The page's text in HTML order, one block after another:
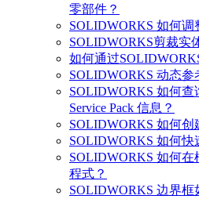
零部件？
SOLIDWORKS 如何调
SOLIDWORKS剪裁实
如何通过
SOLIDWORKS 动态参
SOLIDWORKS 如何
Service Pack 信息？
SOLIDWORKS 如何创
SOLIDWORKS 如何快
SOLIDWORKS 如何
程式？
SOLIDWORKS 边界框